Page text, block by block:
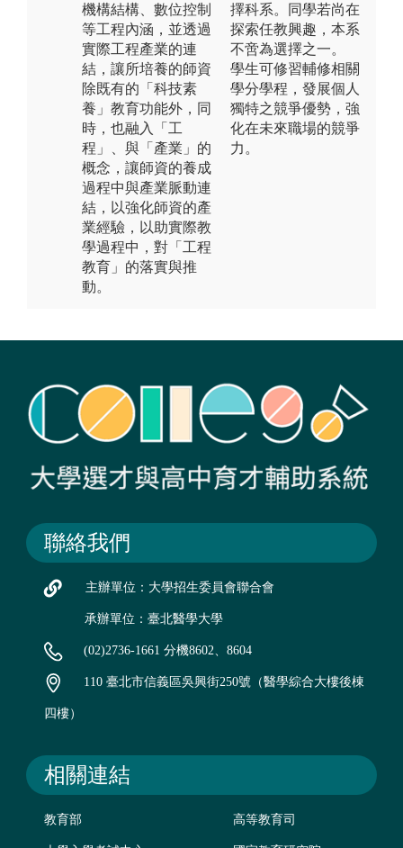
機構結構、數位控制
等工程內涵，並透過
實際工程產業的連
結，讓所培養的師資
除既有的「科技素
養」教育功能外，同
時，也融入「工
程」、與「產業」的
概念，讓師資的養成
過程中與產業脈動連
結，以強化師資的產
業經驗，以助實際教
學過程中，對「工程
教育」的落實與推
動。
擇科系。同學若尚在
探索任教興趣，本系
不啻為選擇之一。
學生可修習輔修相關
學分學程，發展個人
獨特之競爭優勢，強
化在未來職場的競爭
力。
聯絡我們
主辦單位：大學招生委員會聯合會
承辦單位：臺北醫學大學
(02)2736-1661 分機8602、8604
110 臺北市信義區吳興街250號（醫學綜合大樓後棟
四樓）
相關連結
教育部 高等教育司